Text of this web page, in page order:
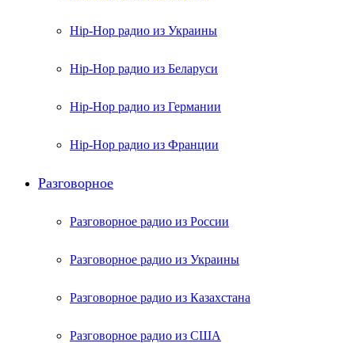
Hip-Hop радио из Украины
Hip-Hop радио из Беларуси
Hip-Hop радио из Германии
Hip-Hop радио из Франции
Разговорное
Разговорное радио из России
Разговорное радио из Украины
Разговорное радио из Казахстана
Разговорное радио из США